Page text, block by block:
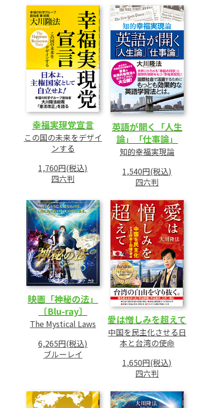
12 「福祉への誘惑」を捨て、「自助努力の
精神」を
13 大学教育のイノベーションが必要なとき
14 事前の「シミュレーション訓練」が未来
を拓く
15 外交にも「ディベート能力」が必要
16 「習近平の怖さ」を知らない日本のマス
コミ
17 これからの四年間は「日本にとっての試
練」
18 本当に「幸福実現革命」を起こしたい
19 不惜身命で戦い、「自由の風」を吹かせ
よう!
幸福実現党宣言
この国の未来をデザイ
ンする
1,760円(税込)
四六判
英語が開く「人生
論」「仕事論」
知的幸福実現論
1,540円(税込)
四六判
映画「神秘の法」
〔Blu-ray〕
The Mystical Laws
6,265円(税込)
ブルーレイ
愛は憎しみを超えて
中国を民主化させる日
本と台湾の使命
1,650円(税込)
四六判